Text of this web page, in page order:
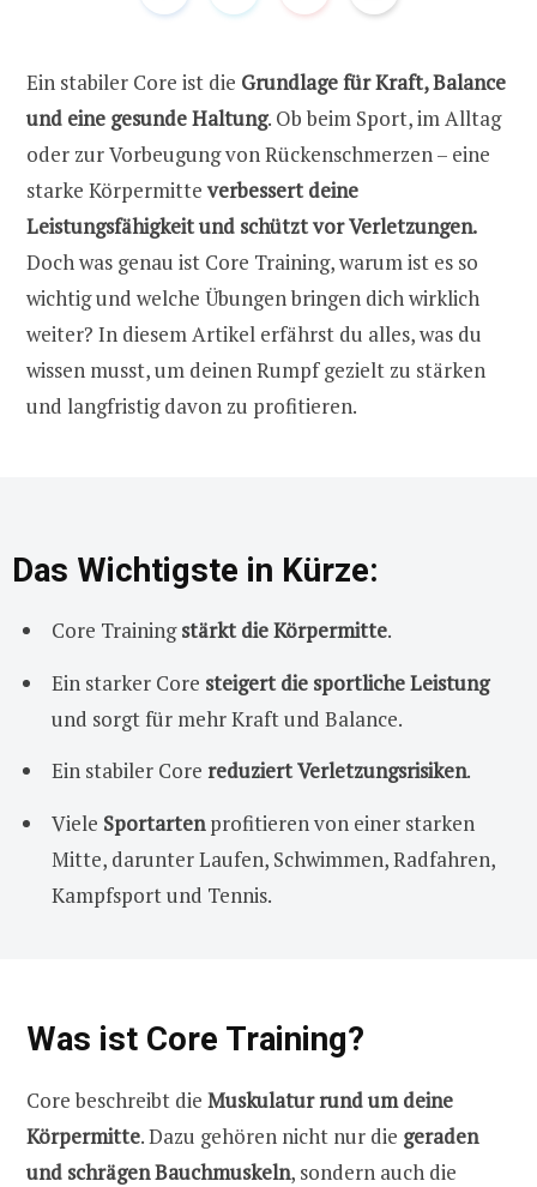
Ein stabiler Core ist die Grundlage für Kraft, Balance
und eine gesunde Haltung. Ob beim Sport, im Alltag
oder zur Vorbeugung von Rückenschmerzen – eine
starke Körpermitte verbessert deine
Leistungsfähigkeit und schützt vor Verletzungen.
Doch was genau ist Core Training, warum ist es so
wichtig und welche Übungen bringen dich wirklich
weiter? In diesem Artikel erfährst du alles, was du
wissen musst, um deinen Rumpf gezielt zu stärken
und langfristig davon zu profitieren.
Das Wichtigste in Kürze:
Core Trainingstärkt die Körpermitte.
Ein starker Core steigert die sportliche Leistung
und sorgt für mehr Kraft und Balance.
Ein stabiler Core reduziert Verletzungsrisiken.
Viele Sportartenprofitieren von einer starken
Mitte, darunter Laufen, Schwimmen, Radfahren,
Kampfsport und Tennis.
Was ist Core Training?
Core beschreibt die Muskulatur rund um deine
Körpermitte. Dazu gehören nicht nur die geraden
und schrägen Bauchmuskeln, sondern auch die